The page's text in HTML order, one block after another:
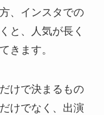
、インスタでの
と、人気が長く
きます。
けで決まるもの
けでなく、出演